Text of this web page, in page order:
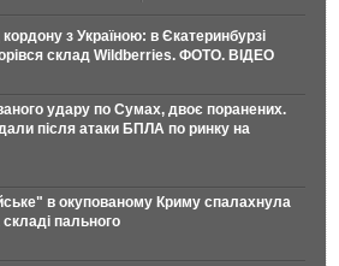
кордону з Україною: в Єкатеринбурзі
склад Wildberries. ФОТО. ВІДЕО
удару по Сумах, двоє поранених.
після атаки БПЛА по ринку на
в окупованому Криму спалахнула
пального